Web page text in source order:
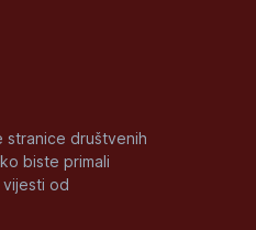
stranice društvenih
biste primali
od